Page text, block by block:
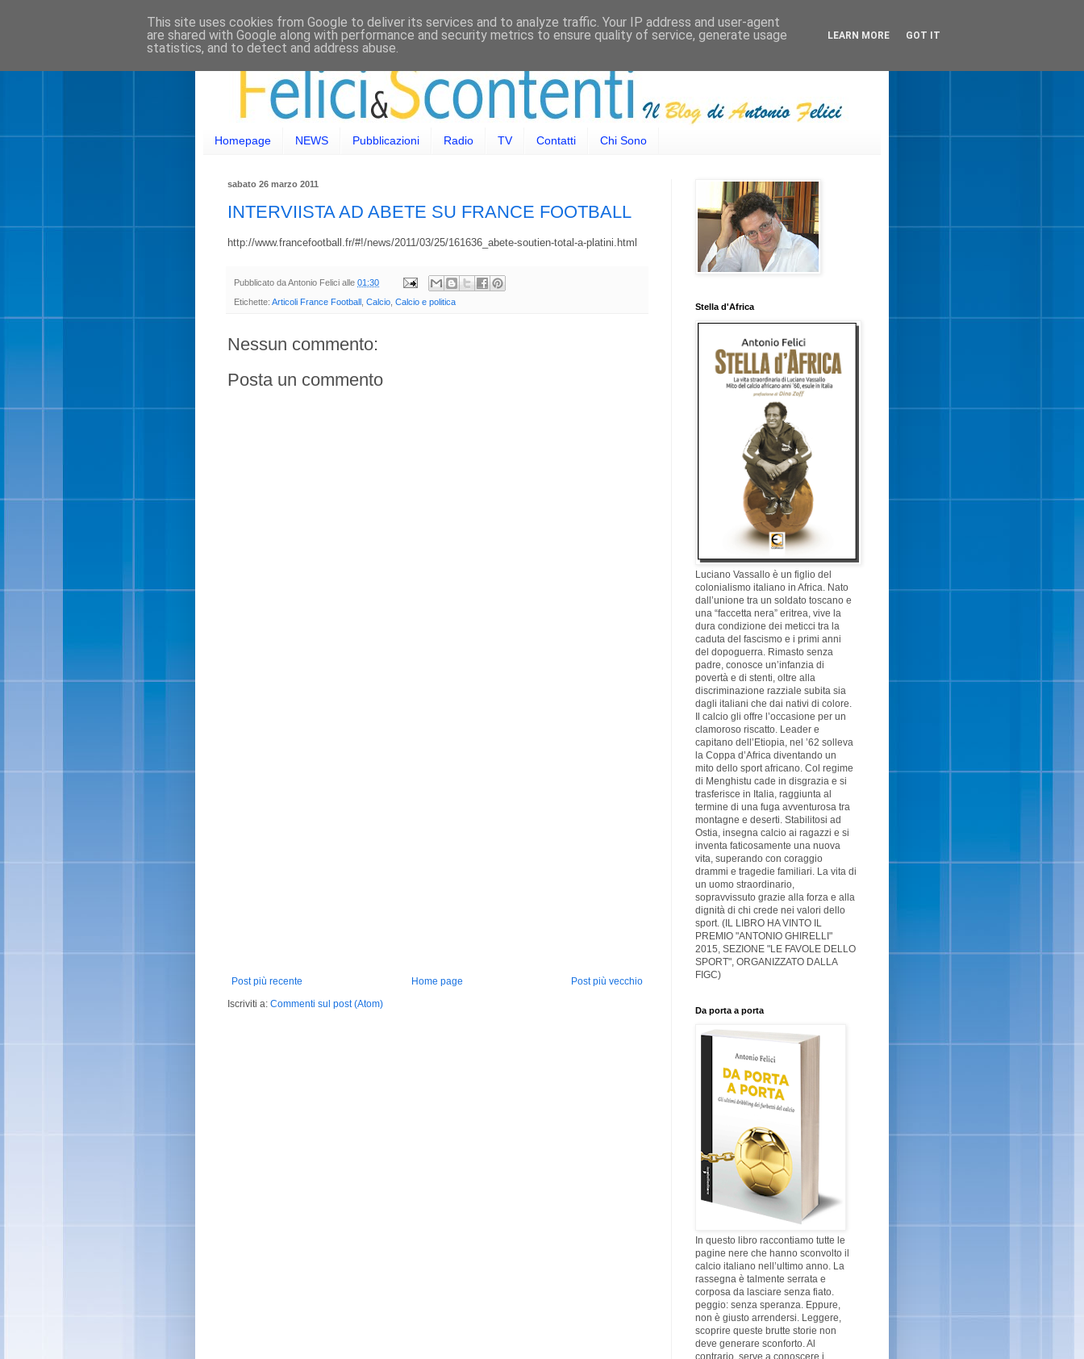
Homepage NEWS Pubblicazioni Radio TV Contatti Chi Sono
sabato 26 marzo 2011
INTERVIISTA AD ABETE SU FRANCE FOOTBALL
http://www.francefootball.fr/#!/news/2011/03/25/161636_abete-soutien-total-a-platini.html
Pubblicato daAntonio Felici alle 01:30
Etichette: Articoli France Football Calcio Calcio e politica
Nessun commento:
Posta un commento
Post più recente Post più vecchio
Home page
Iscriviti a: Commenti sul post (Atom)
Stella d'Africa
Luciano Vassallo è un figlio del
colonialismo italiano in Africa. Nato
dall’unione tra un soldato toscano e
una “faccetta nera” eritrea, vive la
dura condizione dei meticci tra la
caduta del fascismo e i primi anni
del dopoguerra. Rimasto senza
padre, conosce un’infanzia di
povertà e di stenti, oltre alla
discriminazione razziale subita sia
dagli italiani che dai nativi di colore.
Il calcio gli offre l’occasione per un
clamoroso riscatto. Leader e
capitano dell’Etiopia, nel ’62 solleva
la Coppa d’Africa diventando un
mito dello sport africano. Col regime
di Menghistu cade in disgrazia e si
trasferisce in Italia, raggiunta al
termine di una fuga avventurosa tra
montagne e deserti. Stabilitosi ad
Ostia, insegna calcio ai ragazzi e si
inventa faticosamente una nuova
vita, superando con coraggio
drammi e tragedie familiari. La vita di
un uomo straordinario,
sopravvissuto grazie alla forza e alla
dignità di chi crede nei valori dello
sport. (IL LIBRO HA VINTO IL
PREMIO "ANTONIO GHIRELLI"
2015, SEZIONE "LE FAVOLE DELLO
SPORT", ORGANIZZATO DALLA
FIGC)
Da porta a porta
In questo libro raccontiamo tutte le
pagine nere che hanno sconvolto il
calcio italiano nell’ultimo anno. La
rassegna è talmente serrata e
corposa da lasciare senza fiato.
peggio: senza speranza. Eppure,
non è giusto arrendersi. Leggere,
scoprire queste brutte storie non
deve generare sconforto. Al
contrario, serve a conoscere i
This site uses cookies from Google to deliver its services and to analyze traffic. Your IP address and user-agent
are shared with Google along with performance and security metrics to ensure quality of service, generate usage
statistics, and to detect and address abuse.
LEARN MORE GOT IT